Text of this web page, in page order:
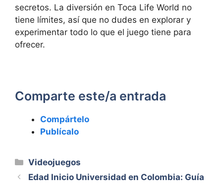
secretos. La diversión en Toca Life World no
tiene límites, así que no dudes en explorar y
experimentar todo lo que el juego tiene para
ofrecer.
Comparte este/a entrada
Compártelo
Publícalo
Categorías
Videojuegos
Edad Inicio Universidad en Colombia: Guía